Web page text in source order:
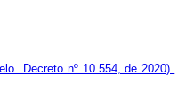
Decreto nº 10.554, de 2020)